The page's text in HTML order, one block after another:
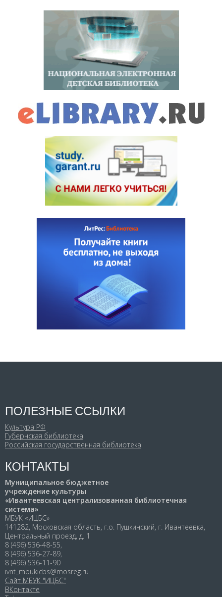
ПОЛЕЗНЫЕ ССЫЛКИ
Культура РФ
Губернская библиотека
Российская государственная библиотека
КОНТАКТЫ
Муниципальное бюджетное
учреждение культуры
«Ивантеевская централизованная библиотечная
система»
МБУК «ИЦБС»
141282, Московская область, г.о. Пушкинский, г. Ивантеевка,
Центральный проезд, д. 1
8 (496) 536-48-55,
8 (496) 536-27-89,
8 (496) 536-11-90
ivnt_mbukicbs@mosreg.ru
Сайт МБУК "ИЦБС"
ВКонтакте